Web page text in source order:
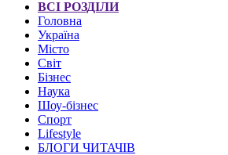
ВСІ РОЗДІЛИ
Головна
Україна
Місто
Світ
Бізнес
Наука
Шоу-бізнес
Спорт
Lifestyle
БЛОГИ ЧИТАЧІВ